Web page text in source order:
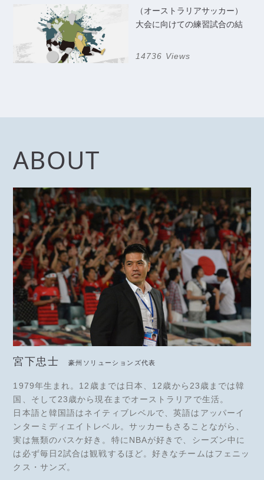
（オーストラリアサッカー）
大会に向けての練習試合の結
14736 Views
ABOUT
宮下忠士 豪州ソリューションズ代表
1979年生まれ。12歳までは日本、12歳から23歳までは韓
国、そして23歳から現在までオーストラリアで生活。
日本語と韓国語はネイティブレベルで、英語はアッパーイ
ンターミディエイトレベル。サッカーもさることながら、
実は無類のバスケ好き。特にNBAが好きで、シーズン中に
は必ず毎日2試合は観戦するほど。好きなチームはフェニッ
クス・サンズ。